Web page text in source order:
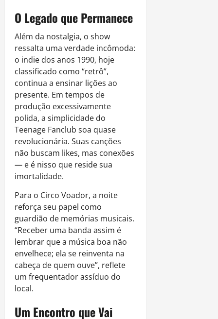
O Legado que Permanece
Além da nostalgia, o show
ressalta uma verdade incômoda:
o indie dos anos 1990, hoje
classificado como “retrô”,
continua a ensinar lições ao
presente. Em tempos de
produção excessivamente
polida, a simplicidade do
Teenage Fanclub soa quase
revolucionária. Suas canções
não buscam likes, mas conexões
— e é nisso que reside sua
imortalidade.
Para o Circo Voador, a noite
reforça seu papel como
guardião de memórias musicais.
“Receber uma banda assim é
lembrar que a música boa não
envelhece; ela se reinventa na
cabeça de quem ouve”, reflete
um frequentador assíduo do
local.
Um Encontro que Vai